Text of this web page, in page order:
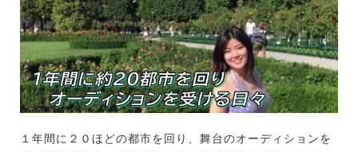
１年間に２０ほどの都市を回り、舞台のオーディションを